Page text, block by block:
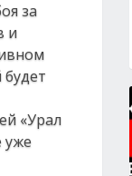
за
и
«Урал
уже